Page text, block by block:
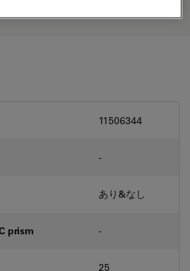
11506344
-
あり&なし
prism -
25